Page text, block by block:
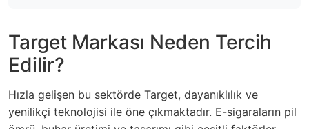
Target Markası Neden Tercih
Edilir?
Hızla gelişen bu sektörde Target, dayanıklılık ve
yenilikçi teknolojisi ile öne çıkmaktadır. E-sigaraların pil